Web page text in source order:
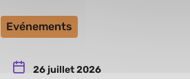
Evénements
26 juillet 2026